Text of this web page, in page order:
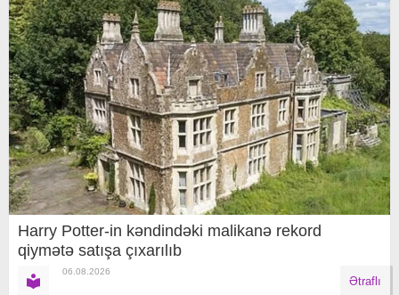
Harry Potter-in kəndindəki malikanə rekord
qiymətə satışa çıxarılıb
06.08.2026
Ətraflı